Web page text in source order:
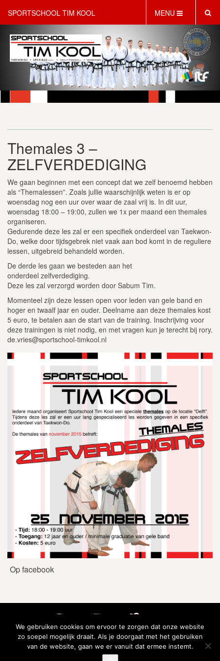
SPORTSCHOOL TIM KOOL MENU
HOME
INFORMATIE
LESAANBOD
ROOSTER
KINDERFEESTJES
WEBSHOP
SCHRIJF JE NU IN!
CONTACT
Themales 3 –
ZELFVERDEDIGING
We gaan beginnen met een concept dat we zelf benoemd hebben
als “Themalessen”. Zoals jullie waarschijnlijk weten is er op
woensdag nog een uur over waar de zaal vrij is. In dit uur,
woensdag 18:00 – 19:00, zullen we 1x per maand een themales
organiseren.
Gedurende deze les zal er een specifiek onderdeel van Taekwon-
Do, welke door tijdsgebrek niet vaak aan bod komt in de reguliere
lessen, uitgebreid behandeld worden.
De derde les gaan we besteden aan het
onderdeel zelfverdediging.
Deze les zal verzorgd worden door Sabum Tim.
Momenteel zijn deze lessen open voor leden van gele band en
hoger en twaalf jaar en ouder. Deelname aan deze themales kost
5 euro, te betalen aan de start van de training. Inschrijving voor
deze trainingen is niet nodig, en met vragen kun je terecht bij rory.
de.vries@sportschool-timkool.nl
Op facebook
We gebruiken cookies om ervoor te zorgen dat onze website
zo soepel mogelijk draait. Als je doorgaat met het gebruiken
van de website, gaan we er vanuit dat ermee instemt.